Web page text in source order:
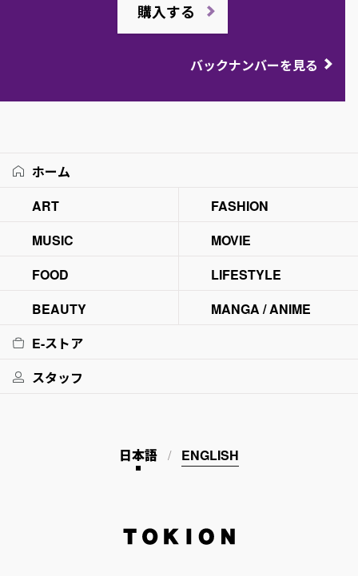
購入する
バックナンバーを見る
ホーム
ART
FASHION
MUSIC
MOVIE
FOOD
LIFESTYLE
BEAUTY
MANGA / ANIME
E-ストア
スタッフ
日本語 ENGLISH